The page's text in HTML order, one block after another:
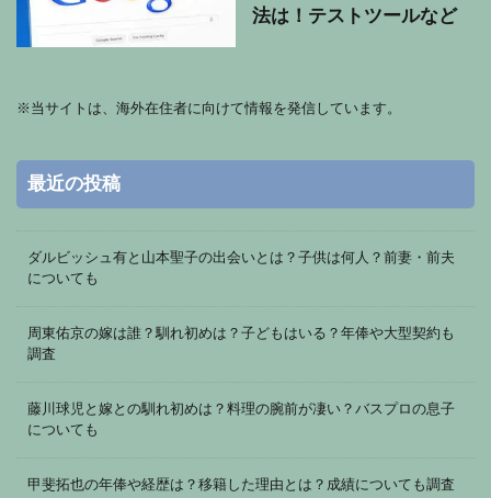
法は！テストツールなど
※ 当サイトは、海外在住者に向けて情報を発信しています。
最近の投稿
ダルビッシュ有と山本聖子の出会いとは？子供は何人？前妻・前夫
についても
周東佑京の嫁は誰？馴れ初めは？子どもはいる？年俸や大型契約も
調査
藤川球児と嫁との馴れ初めは？料理の腕前が凄い？バスプロの息子
についても
甲斐拓也の年俸や経歴は？移籍した理由とは？成績についても調査